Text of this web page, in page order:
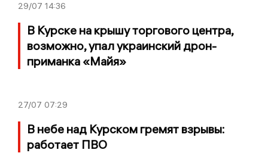
29/07 14:36
В Курске на крышу торгового центра,
возможно, упал украинский дрон-
приманка «Майя»
27/07 07:29
В небе над Курском гремят взрывы:
работает ПВО